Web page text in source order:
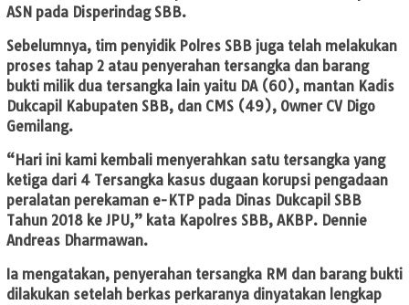
ASN pada Disperindag SBB.
Sebelumnya, tim penyidik Polres SBB juga telah melakukan
proses tahap 2 atau penyerahan tersangka dan barang
bukti milik dua tersangka lain yaitu DA (60), mantan Kadis
Dukcapil Kabupaten SBB, dan CMS (49), Owner CV Digo
Gemilang.
“Hari ini kami kembali menyerahkan satu tersangka yang
ketiga dari 4 Tersangka kasus dugaan korupsi pengadaan
peralatan perekaman e-KTP pada Dinas Dukcapil SBB
Tahun 2018 ke JPU,” kata Kapolres SBB, AKBP. Dennie
Andreas Dharmawan.
Ia mengatakan, penyerahan tersangka RM dan barang bukti
dilakukan setelah berkas perkaranya dinyatakan lengkap